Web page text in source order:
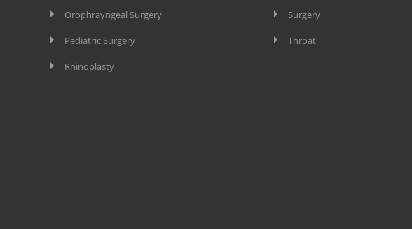
Orophrayngeal Surgery
Pediatric Surgery
Rhinoplasty
Surgery
Throat